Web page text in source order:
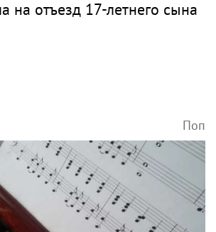
на отъезд 17-летнего сына
Поп